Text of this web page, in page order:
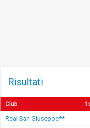
Risultati
Club
Real San Giuseppe**